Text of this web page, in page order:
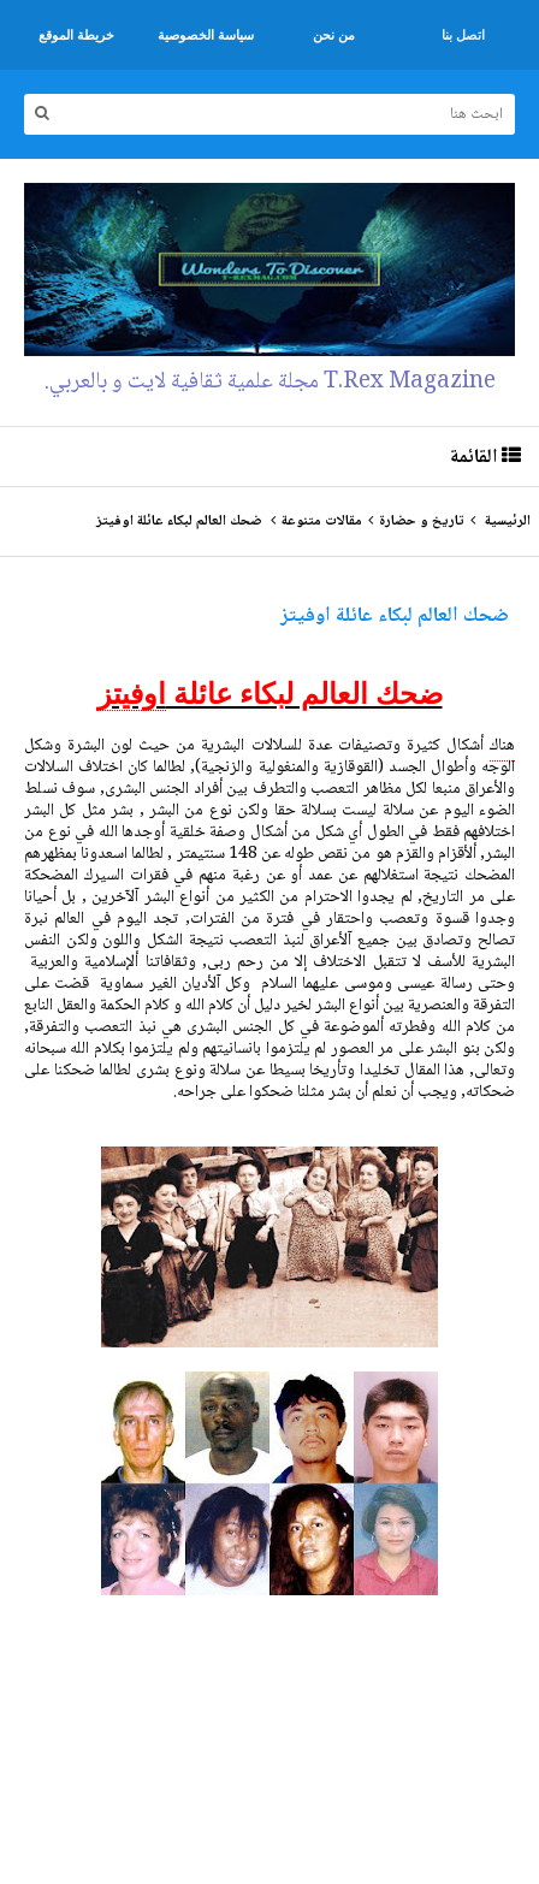
اتصل بنا من نحن سياسة الخصوصية خريطة الموقع
T.Rex Magazine مجلة علمية ثقافية لايت و بالعربي.
القائمة
الرئيسية تاريخ و حضارة مقالات متنوعة ضحك العالم لبكاء عائلة اوفيتز
ضحك العالم لبكاء عائلة اوفيتز
ضحك العالم لبكاء عائلة اوفيتز
هناك أشكال كثيرة وتصنيفات عدة للسلالات البشرية من حيث لون البشرة وشكل
الوجه وأطوال الجسد (القوقازية والمنغولية والزنجية), لطالما كان اختلاف السلالات
والأعراق منبعا لكل مظاهر التعصب والتطرف بين أفراد الجنس البشرى, سوف نسلط
الضوء اليوم عن سلالة ليست بسلالة حقا ولكن نوع من البشر , بشر مثل كل البشر
اختلافهم فقط في الطول أي شكل من أشكال وصفة خلقية أوجدها الله في نوع من
البشر, ألأقزام والقزم هو من نقص طوله عن 148 سنتيمتر , لطالما اسعدونا بمظهرهم
المضحك نتيجة استغلالهم عن عمد أو عن رغبة منهم في فقرات السيرك المضحكة
على مر التاريخ, لم يجدوا الاحترام من الكثير من أنواع البشر آلآخرين , بل أحيانا
وجدوا قسوة وتعصب واحتقار في فترة من الفترات, تجد اليوم في العالم نبرة
تصالح وتصادق بين جميع آلأعراق لنبذ التعصب نتيجة الشكل واللون ولكن النفس
البشرية للأسف لا تتقبل الاختلاف إلا من رحم ربى, وثقافاتنا ألإسلامية والعربية
وحتى رسالة عيسى وموسى عليهما السلام وكل آلأديان الغير سماوية قضت على
التفرقة والعنصرية بين أنواع البشر لخير دليل أن كلام الله و كلام الحكمة والعقل النابع
من كلام الله وفطرته ألموضوعة في كل الجنس البشرى هي نبذ التعصب والتفرقة,
ولكن بنو البشر على مر العصور لم يلتزموا بانسانيتهم ولم يلتزموا بكلام الله سبحانه
وتعالى, هذا المقال تخليدا وتأريخا بسيطا عن سلالة ونوع بشرى لطالما ضحكنا على
ضحكاته, ويجب أن نعلم أن بشر مثلنا ضحكوا على جراحه.